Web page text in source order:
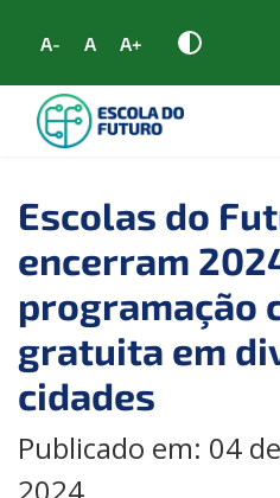
A- A A+
Escolas do
encerram
programação
gratuita em
cidades
Publicado em: 04